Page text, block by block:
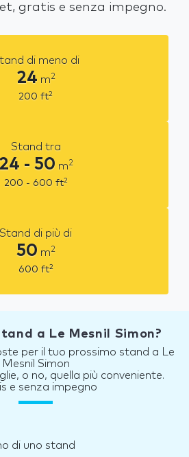
gratis e senza impegno.
di meno di
24 m2
200 ft2
Stand tra
24 - 50 m2
200 - 600 ft2
Stand di più di
50 m2
600 ft2
a Le Mesnil Simon?
per il tuo prossimo stand a Le
Mesnil Simon
o no, quella più conveniente.
e senza impegno
di uno stand